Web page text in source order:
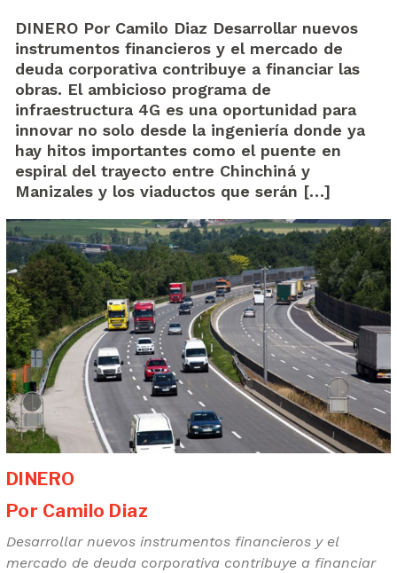
DINERO Por Camilo Diaz Desarrollar nuevos
instrumentos financieros y el mercado de
deuda corporativa contribuye a financiar las
obras. El ambicioso programa de
infraestructura 4G es una oportunidad para
innovar no solo desde la ingeniería donde ya
hay hitos importantes como el puente en
espiral del trayecto entre Chinchiná y
Manizales y los viaductos que serán […]
DINERO
Por Camilo Diaz
Desarrollar nuevos instrumentos financieros y el
mercado de deuda corporativa contribuye a financiar